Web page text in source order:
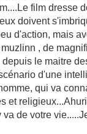
film dresse
doivent
d'action, mais
, de
le maitre
d'une
qui va
et
de votre